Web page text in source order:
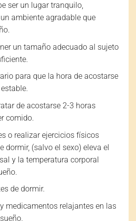
ser un lugar tranquilo,
ambiente agradable que
un tamaño adecuado al sujeto
para que la hora de acostarse
de acostarse 2-3 horas
comido.
o realizar ejercicios físicos
dormir, (salvo el sexo) eleva el
y la temperatura corporal
de dormir.
medicamentos relajantes en las